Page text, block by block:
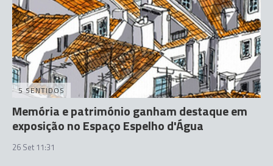
5 SENTIDOS
Memória e património ganham destaque em
exposição no Espaço Espelho d'Água
26 Set 11:31